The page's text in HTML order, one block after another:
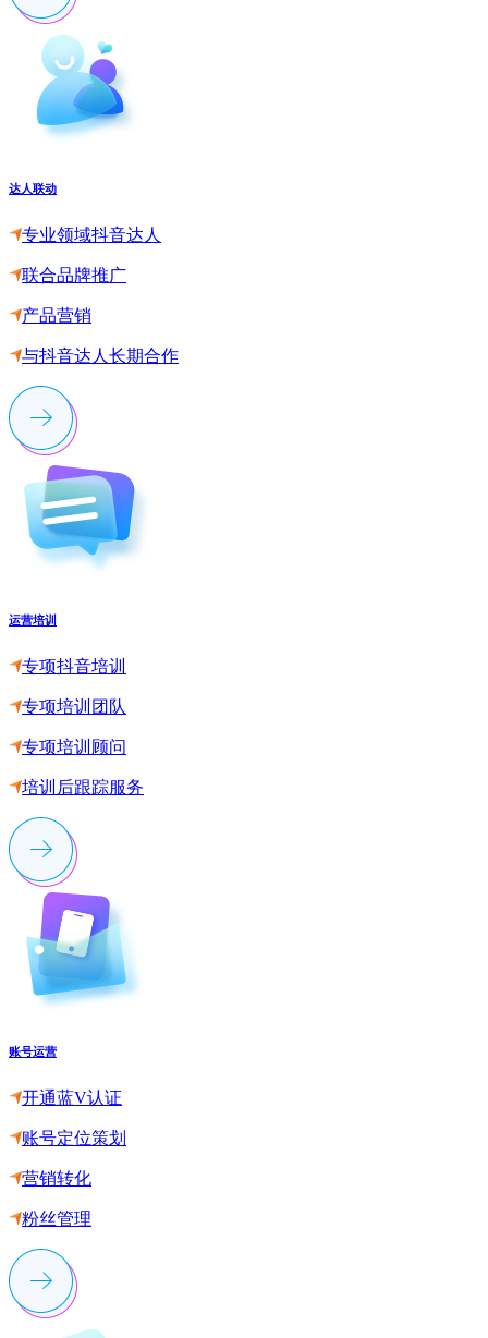
达人联动
专业领域抖音达人
联合品牌推广
产品营销
与抖音达人长期合作
运营培训
专项抖音培训
专项培训团队
专项培训顾问
培训后跟踪服务
账号运营
开通蓝V认证
账号定位策划
营销转化
粉丝管理